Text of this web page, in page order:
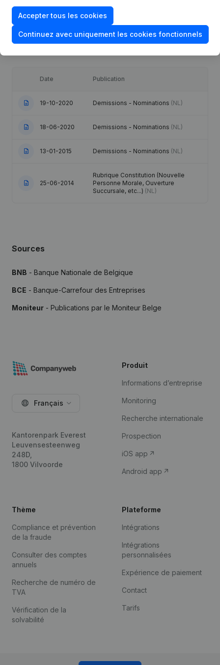
Date Publication
19-10-2020 Demissions - Nominations (NL)
18-06-2020 Demissions - Nominations (NL)
13-01-2015 Demissions - Nominations (NL)
25-06-2014
Rubrique Constitution (Nouvelle
Personne Morale, Ouverture
Succursale, etc...) (NL)
Sources
BNB - Banque Nationale de Belgique
BCE - Banque-Carrefour des Entreprises
Moniteur - Publications par le Moniteur Belge
Accepter tous les cookies
Continuez avec uniquement les cookies fonctionnels
Français
Kantorenpark Everest
Leuvensesteenweg
248D,
1800 Vilvoorde
Produit
Informations d’entreprise
Monitoring
Recherche internationale
Prospection
iOS app
Android app
Thème
Compliance et prévention
de la fraude
Consulter des comptes
annuels
Recherche de numéro de
TVA
Vérification de la
solvabilité
Plateforme
Intégrations
Intégrations
personnalisées
Expérience de paiement
Contact
Tarifs